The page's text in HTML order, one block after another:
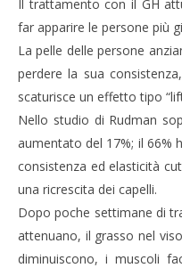
Il trattamento con il GH
far apparire le persone più
La pelle delle persone
perdere la sua
scaturisce un effetto tipo
Nello studio di Rudman
aumentato del 17%; il 66%
consistenza ed elasticità
una ricrescita dei capelli.
Dopo poche settimane di
attenuano, il grasso nel
diminuiscono, i muscoli